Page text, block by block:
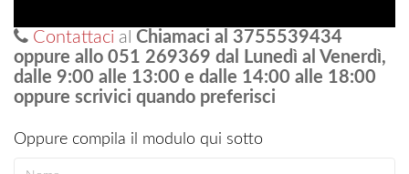
Contattaci al Chiamaci al 3755539434
oppure allo 051 269369 dal Lunedì al Venerdì,
dalle 9:00 alle 13:00 e dalle 14:00 alle 18:00
oppure scrivici quando preferisci
Oppure compila il modulo qui sotto